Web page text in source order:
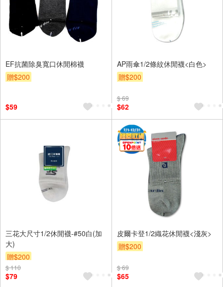
EF抗菌除臭寬口休閒棉襪
贈$200
$59
AP雨傘1/2條紋休閒襪<白色>
贈$200
$ 69
$62
三花大尺寸1/2休閒襪-#50白(加
大)
贈$200
$ 110
$79
皮爾卡登1/2織花休閒襪<淺灰>
贈$200
$ 69
$65